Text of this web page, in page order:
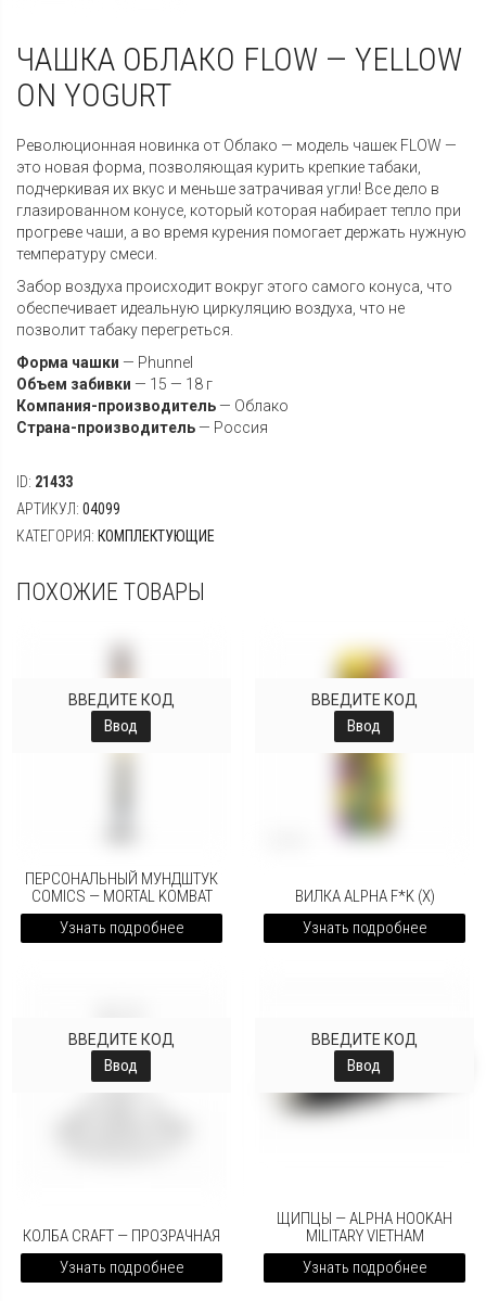
ЧАШКА ОБЛАКО FLOW — YELLOW
ON YOGURT
Революционная новинка от Облако — модель чашек FLOW —
это новая форма, позволяющая курить крепкие табаки,
подчеркивая их вкус и меньше затрачивая угли! Все дело в
глазированном конусе, который которая набирает тепло при
прогреве чаши, а во время курения помогает держать нужную
температуру смеси.
Забор воздуха происходит вокруг этого самого конуса, что
обеспечивает идеальную циркуляцию воздуха, что не
позволит табаку перегреться.
Форма чашки — Phunnel
Объем забивки — 15 — 18 г
Компания-производитель — Облако
Страна-производитель — Россия
ID: 21433
АРТИКУЛ: 04099
КАТЕГОРИЯ: КОМПЛЕКТУЮЩИЕ
ПОХОЖИЕ ТОВАРЫ
ВВЕДИТЕ КОД
Ввод
ПЕРСОНАЛЬНЫЙ МУНДШТУК
COMICS — MORTAL KOMBAT
Узнать подробнее
ВВЕДИТЕ КОД
Ввод
ВИЛКА ALPHA F*K (X)
Узнать подробнее
ВВЕДИТЕ КОД
Ввод
КОЛБА CRAFT — ПРОЗРАЧНАЯ
Узнать подробнее
ВВЕДИТЕ КОД
Ввод
ЩИПЦЫ — ALPHA HOOKAH
MILITARY VIETHAM
Узнать подробнее